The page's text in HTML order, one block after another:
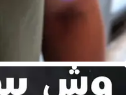
الصخور البركانية لتجنب التعرض
توخي الحذر عند الاقتراب من
عند التواجد بالقرب من بركان
متيقظًا لمحيطك، حيث يمكن
هذه النصيحة ليست فقط
نصيحة عامة جيدة عند